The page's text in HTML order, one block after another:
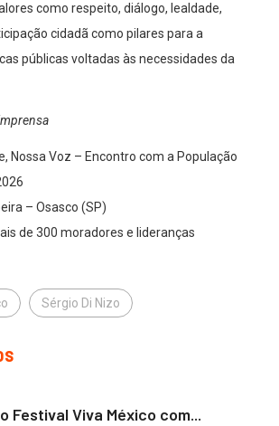
como respeito, diálogo, lealdade,
cidadã como pilares para a
públicas voltadas às necessidades da
Nossa Voz – Encontro com a População
– Osasco (SP)
de 300 moradores e lideranças
Sérgio Di Nizo
Festival Viva México com...